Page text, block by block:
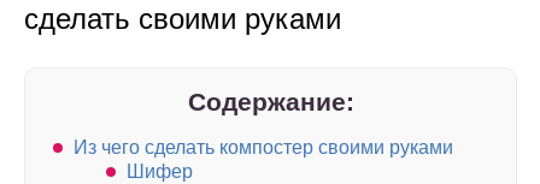
сделать своими руками
Содержание:
Из чего сделать компостер своими руками
Шифер